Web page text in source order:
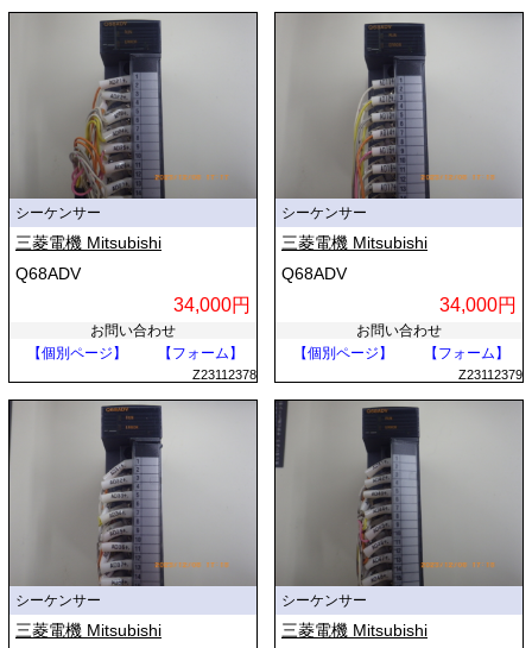
シーケンサー
三菱電機 Mitsubishi
Q68ADV
34,000円
お問い合わせ
【個別ページ】
【フォーム】
Z23112378
シーケンサー
三菱電機 Mitsubishi
Q68ADV
34,000円
お問い合わせ
【個別ページ】
【フォーム】
Z23112379
シーケンサー
三菱電機 Mitsubishi
シーケンサー
三菱電機 Mitsubishi